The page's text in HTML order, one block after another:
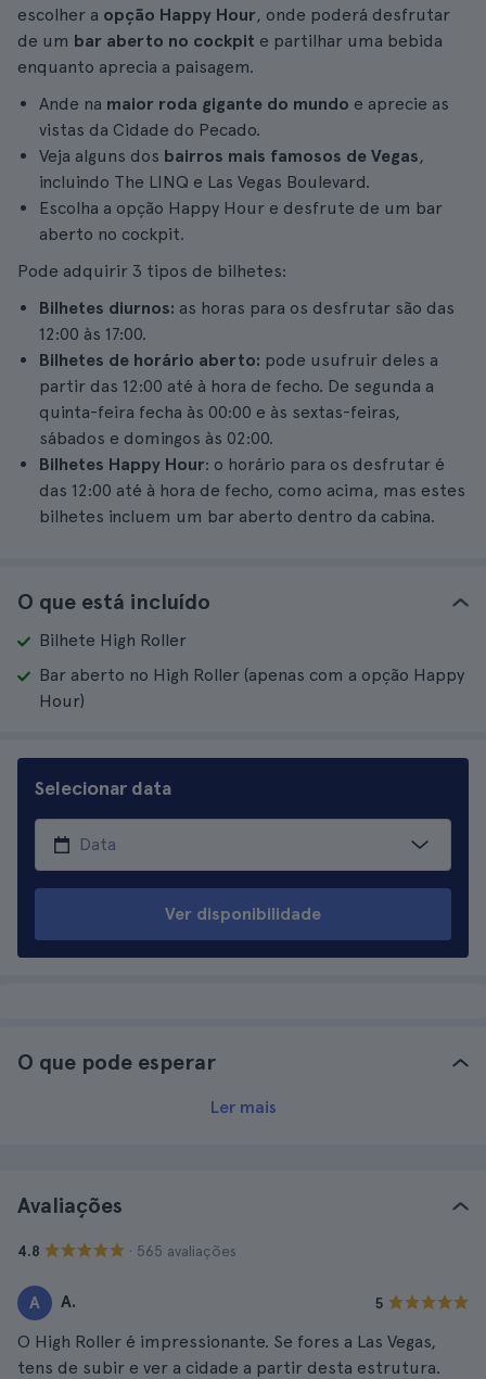
escolher a opção Happy Hour, onde poderá desfrutar
de um bar aberto no cockpit e partilhar uma bebida
enquanto aprecia a paisagem.
Ande na maior roda gigante do mundo e aprecie as
vistas da Cidade do Pecado.
Veja alguns dos bairros mais famosos de Vegas,
incluindo The LINQ e Las Vegas Boulevard.
Escolha a opção Happy Hour e desfrute de um bar
aberto no cockpit.
Pode adquirir 3 tipos de bilhetes:
Bilhetes diurnos: as horas para os desfrutar são das
12:00 às 17:00.
Bilhetes de horário aberto: pode usufruir deles a
partir das 12:00 até à hora de fecho. De segunda a
quinta-feira fecha às 00:00 e às sextas-feiras,
sábados e domingos às 02:00.
Bilhetes Happy Hour: o horário para os desfrutar é
das 12:00 até à hora de fecho, como acima, mas estes
bilhetes incluem um bar aberto dentro da cabina.
O que está incluído
Bilhete High Roller
Bar aberto no High Roller (apenas com a opção Happy
Hour)
Selecionar data
Ver disponibilidade
O que pode esperar
Ler mais
Avaliações
4.8 · 565 avaliações
A A. 5
O High Roller é impressionante. Se fores a Las Vegas,
tens de subir e ver a cidade a partir desta estrutura.